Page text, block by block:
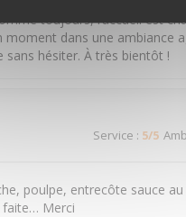
toujours, l’accueil est
dans une ambiance
sans hésiter. À très bientôt !
Service : 5/5
poulpe, entrecôte sauce
faite… Merci